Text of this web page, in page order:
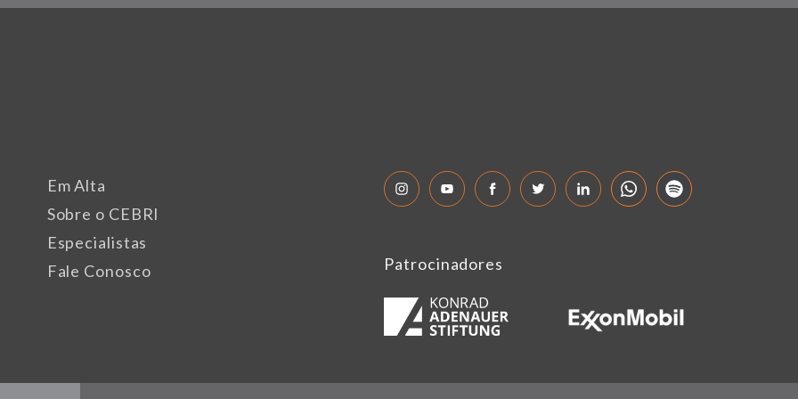
Em Alta
Sobre o CEBRI
Especialistas
Fale Conosco
Patrocinadores